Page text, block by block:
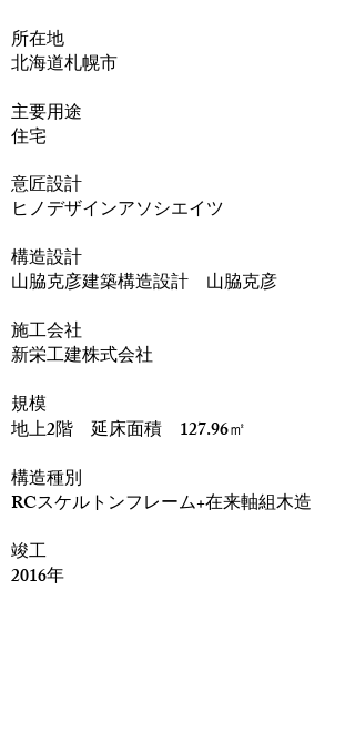
​所在地
北海道札幌市
主要用途
住宅
意匠設計
ヒノデザインアソシエイツ
構造設計
山脇克彦建築構造設計 山脇克彦
​施工会社
新栄工建株式会社
規模
地上2階 延床面積 127.96㎡
構造種別
RCスケルトンフレーム+在来軸組木造
竣工
2016年